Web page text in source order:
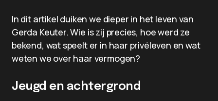
In dit artikel duiken we dieper in het leven van
Gerda Keuter. Wie is zij precies, hoe werd ze
bekend, wat speelt er in haar privéleven en wat
weten we over haar vermogen?
Jeugd en achtergrond